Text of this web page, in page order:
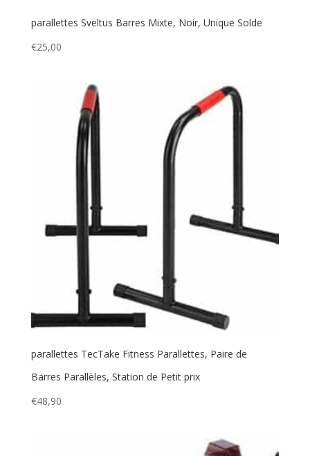
parallettes Sveltus Barres Mixte, Noir, Unique Solde
€25,00
parallettes TecTake Fitness Parallettes, Paire de
Barres Parallèles, Station de Petit prix
€48,90